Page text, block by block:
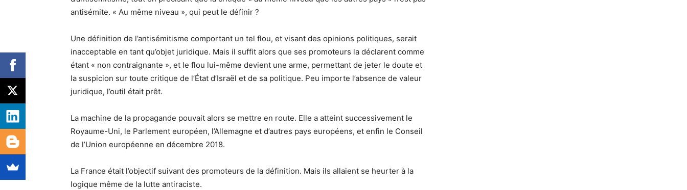
antisémite. « Au même niveau », qui peut le définir ?
Une définition de l’antisémitisme comportant un tel flou, et visant des opinions politiques, serait
inacceptable en tant qu’objet juridique. Mais il suffit alors que ses promoteurs la déclarent comme
étant « non contraignante », et le flou lui-même devient une arme, permettant de jeter le doute et
la suspicion sur toute critique de l’État d’Israël et de sa politique. Peu importe l’absence de valeur
juridique, l’outil était prêt.
La machine de la propagande pouvait alors se mettre en route. Elle a atteint successivement le
Royaume-Uni, le Parlement européen, l’Allemagne et d’autres pays européens, et enfin le Conseil
de l’Union européenne en décembre 2018.
La France était l’objectif suivant des promoteurs de la définition. Mais ils allaient se heurter à la
logique même de la lutte antiraciste.